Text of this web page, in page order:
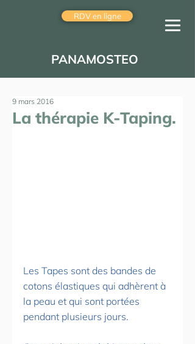
RDV en ligne
PANAMOSTEO
La thérapie K-Taping.
9 mars 2016
Les Tapes sont des bandes de
cotons élastiques qui adhèrent à
la peau et qui sont portées
pendant plusieurs jours.